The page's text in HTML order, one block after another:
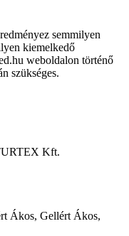
semmilyen
kiemelkedő
weboldalon történő
szükséges.
Kft.
Ákos, Gellért Ákos,